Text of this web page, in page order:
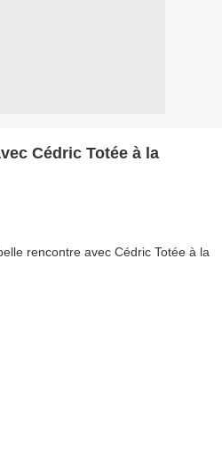
Cédric Totée à la